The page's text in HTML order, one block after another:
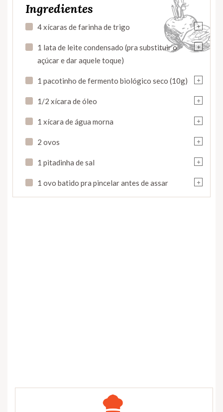
Ingredientes
+
4 xícaras de farinha de trigo
+
1 lata de leite condensado (pra substituir o
açúcar e dar aquele toque)
+
1 pacotinho de fermento biológico seco (10g)
+
1/2 xícara de óleo
+
1 xícara de água morna
+
2 ovos
+
1 pitadinha de sal
+
1 ovo batido pra pincelar antes de assar